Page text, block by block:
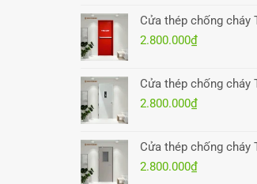
Cửa thép chống cháy
2.800.000₫
Cửa thép chống cháy
2.800.000₫
Cửa thép chống cháy
2.800.000₫